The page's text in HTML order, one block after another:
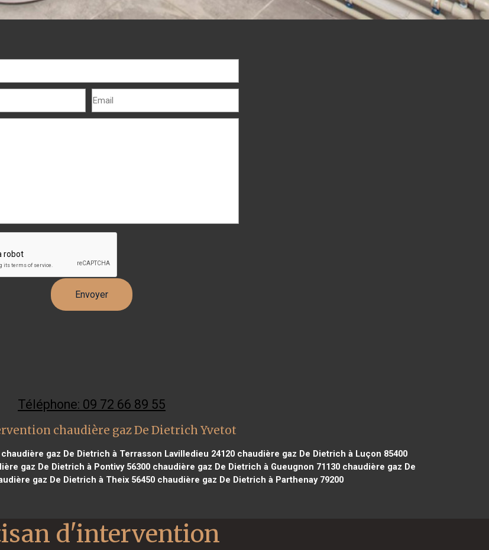
Téléphone: 09 72 66 89 55
chaudière gaz De Dietrich Yvetot
gaz De Dietrich à Terrasson Lavilledieu 24120chaudière gaz De Dietrich à Luçon 85400
gaz De Dietrich à Pontivy 56300chaudière gaz De Dietrich à Gueugnon 71130chaudière gaz De
gaz De Dietrich à Theix 56450chaudière gaz De Dietrich à Parthenay 79200
d'intervention